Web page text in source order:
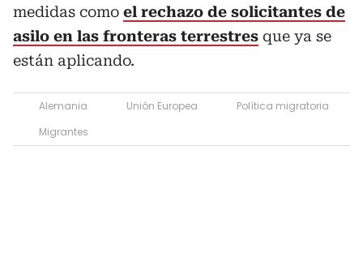
medidas como el rechazo de solicitantes de
asilo en las fronteras terrestres que ya se
están aplicando.
Alemania Unión Europea
Política migratoria
Migrantes